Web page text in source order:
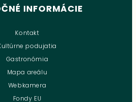
INFORMÁCIE
Kontakt
podujatia
Gastronómia
Mapa areálu
Webkamera
Fondy EU